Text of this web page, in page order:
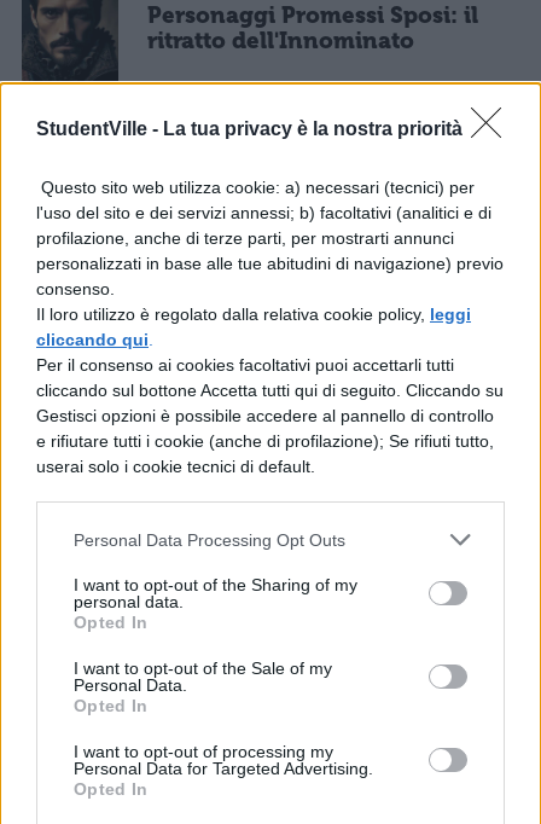
StudentVille - La tua privacy è la nostra priorità
Questo sito web utilizza cookie: a) necessari (tecnici) per
l'uso del sito e dei servizi annessi; b) facoltativi (analitici e di
profilazione, anche di terze parti, per mostrarti annunci
personalizzati in base alle tue abitudini di navigazione) previo
consenso.
Il loro utilizzo è regolato dalla relativa cookie policy, leggi
cliccando qui
Per il consenso ai cookies facoltativi puoi accettarli tutti
cliccando sul bottone Accetta tutti qui di seguito. Cliccando su
Gestisci opzioni è possibile accedere al pannello di controllo
e rifiutare tutti i cookie (anche di profilazione); Se rifiuti tutto,
userai solo i cookie tecnici di default.
Personal Data Processing Opt Outs
I want to opt-out of the Sharing of my
personal data.
Opted In
I want to opt-out of the Sale of my
Personal Data.
Opted In
I want to opt-out of processing my
Personal Data for Targeted Advertising.
Opted In
Personaggi Promessi Sposi: il
ritratto dell'Innominato
Promessi Sposi - Capitolo 12:
analisi
LETTERATURA ITALIANA
I Promessi Sposi, Capitolo 14:
analisi
LETTERATURA ITALIANA
I Promessi Sposi Capitolo 15:
Analisi
I Promessi Sposi - Capitolo 7: